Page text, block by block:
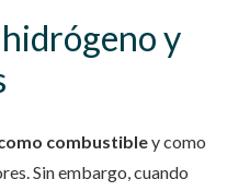
y
combustibley como
Sin embargo, cuando